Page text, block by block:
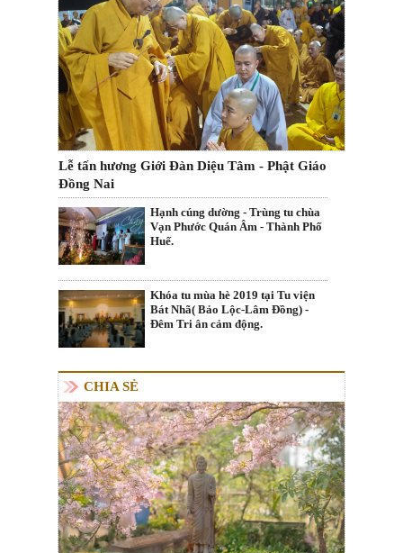
Lễ tấn hương Giới Đàn Diệu Tâm - Phật Giáo
Đồng Nai
Hạnh cúng dường - Trùng tu chùa
Vạn Phước Quán Âm - Thành Phố
Huế.
Khóa tu mùa hè 2019 tại Tu viện
Bát Nhã( Bảo Lộc-Lâm Đồng) -
Đêm Tri ân cảm động.
CHIA SẺ